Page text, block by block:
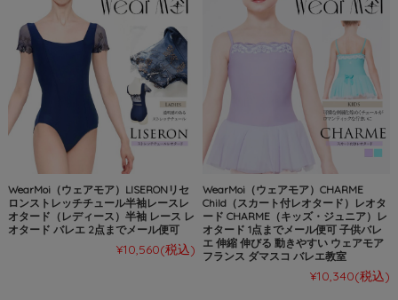
WearMoi（ウェアモア）LISERONリセ
ロンストレッチチュール半袖レースレ
オタード（レディース）半袖 レース レ
オタード バレエ 2点までメール便可
¥10,560(税込)
WearMoi（ウェアモア）CHARME
Child（スカート付レオタード）レオタ
ード CHARME（キッズ・ジュニア）レ
オタード 1点までメール便可 子供バレ
エ 伸縮 伸びる 動きやすい ウェアモア
フランス ダマスコ バレエ教室
¥10,340(税込)